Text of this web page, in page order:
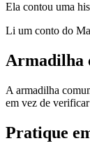
Ela contou uma
Li um conto do
Armadilha
A armadilha
em vez de
Pratique